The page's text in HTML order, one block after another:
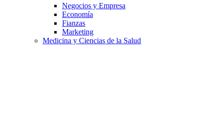
Negocios y Empresa
Economía
Fianzas
Marketing
Medicina y Ciencias de la Salud